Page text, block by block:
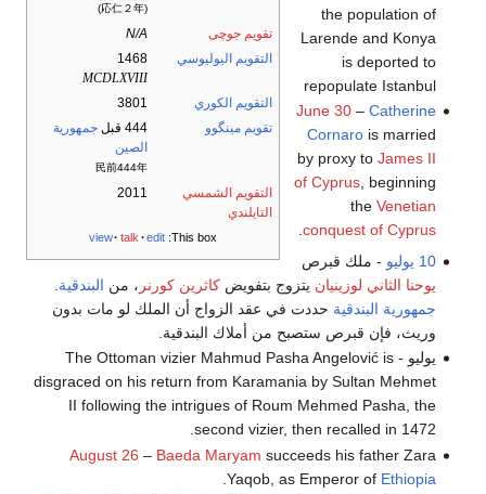
(応仁２年)
تقويم جوچى
N/A
التقويم اليوليوسي
1468
MCDLXVIII
التقويم الكوري
3801
تقويم مينگوو
444 قبل
جمهورية
الصين
民前444年
التقويم الشمسي
التايلندي
2011
This box:
view talk edit
the population of
Larende and Konya
is deported to
repopulate Istanbul
June 30– Catherine
Cornarois married
by proxy to James II
of Cyprus, beginning
the Venetian
conquest of Cyprus
10 يوليو
- ملك قبرص
يوحنا الثاني لوزينيان يتزوج بتفويضكاثرين كورنر ، من البندقية
جمهورية البندقية حددت في عقد الزواج أن الملك لو مات بدون
وريث، فإن قبرص ستصبح من أملاك البندقية.
يوليو - The Ottoman vizier Mahmud Pasha Angelović is
disgraced on his return from Karamania by Sultan Mehmet
II following the intrigues of Roum Mehmed Pasha, the
second vizier, then recalled in 1472.
August 26 – Baeda Maryam succeeds his father Zara
Yaqob, as Emperor of Ethiopia